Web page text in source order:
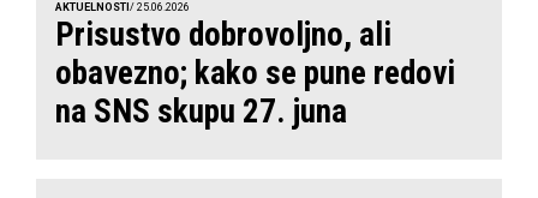
AKTUELNOSTI / 25.06.2026
Prisustvo dobrovoljno, ali
obavezno; kako se pune redovi
na SNS skupu 27. juna